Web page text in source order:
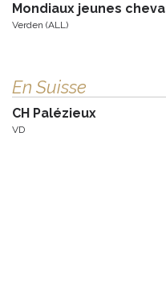
Mondiaux jeunes
Verden (ALL)
En Suisse
CH Palézieux
VD